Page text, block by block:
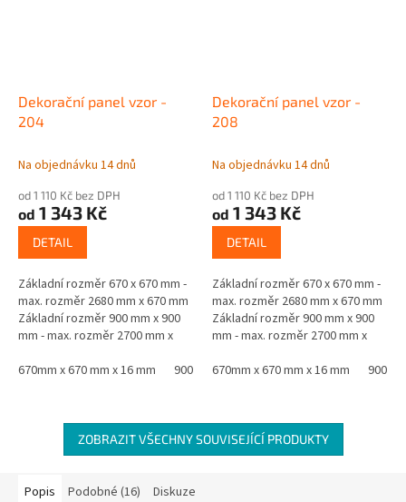
Dekorační panel vzor -
204
Na objednávku 14 dnů
od 1 110 Kč bez DPH
od 1 343 Kč
DETAIL
Základní rozměr 670 x 670 mm -
max. rozměr 2680 mm x 670 mm
Základní rozměr 900 mm x 900
mm - max. rozměr 2700 mm x
MDF oboustranně laminovaná...
670mm x 670 mm x 16 mm 900 mm x 900 mm x 16 mm
Dekorační panel vzor -
208
Na objednávku 14 dnů
od 1 110 Kč bez DPH
od 1 343 Kč
DETAIL
Základní rozměr 670 x 670 mm -
max. rozměr 2680 mm x 670 mm
Základní rozměr 900 mm x 900
mm - max. rozměr 2700 mm x
MDF oboustranně laminovaná...
670mm x 670 mm x 16 mm 900
ZOBRAZIT VŠECHNY SOUVISEJÍCÍ PRODUKTY
Popis Podobné (16) Diskuze